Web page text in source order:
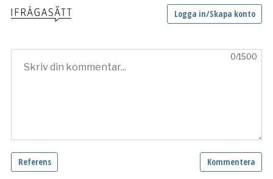
IT
Köp och sälj verksamheter
Mat och dryck